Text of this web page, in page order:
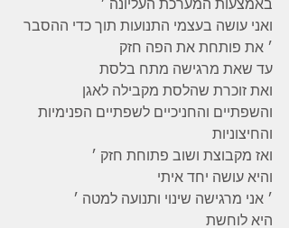
ואני עושה בעצמי התנועות תוך כדי ההסבר
׳ את פותחת את הפה חזק
עד שאת מרגישה מתח בלסת
ואת זוכרת שהלסת מקבילה לאגן
והשפתיים והחניכיים לשפתיים הפנימיות
והחיצוניות
ואז מקבוצת ושוב פתוחת חזק ׳
והיא עושה יחד איתי
׳ אני מרגישה שינוי ותנועה למטה ׳
היא לוחשת